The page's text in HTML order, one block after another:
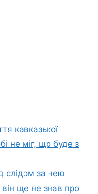
кавказької
не міг, що буде з
слідом за нею
він ще не знав про